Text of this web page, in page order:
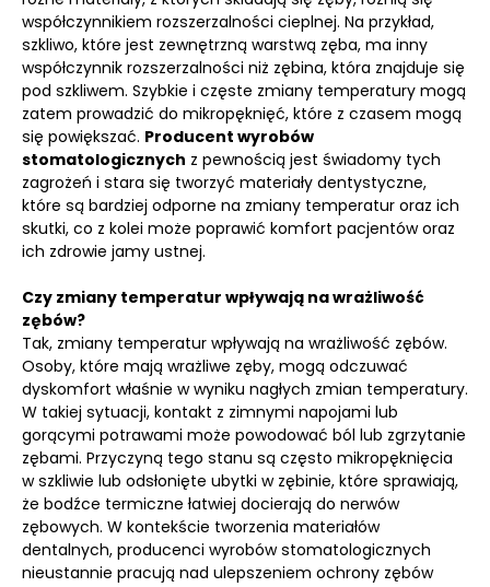
współczynnikiem rozszerzalności cieplnej. Na przykład,
szkliwo, które jest zewnętrzną warstwą zęba, ma inny
współczynnik rozszerzalności niż zębina, która znajduje się
pod szkliwem. Szybkie i częste zmiany temperatury mogą
zatem prowadzić do mikropęknięć, które z czasem mogą
się powiększać. Producent wyrobów
stomatologicznych z pewnością jest świadomy tych
zagrożeń i stara się tworzyć materiały dentystyczne,
które są bardziej odporne na zmiany temperatur oraz ich
skutki, co z kolei może poprawić komfort pacjentów oraz
ich zdrowie jamy ustnej.
Czy zmiany temperatur wpływają na wrażliwość
zębów?
Tak, zmiany temperatur wpływają na wrażliwość zębów.
Osoby, które mają wrażliwe zęby, mogą odczuwać
dyskomfort właśnie w wyniku nagłych zmian temperatury.
W takiej sytuacji, kontakt z zimnymi napojami lub
gorącymi potrawami może powodować ból lub zgrzytanie
zębami. Przyczyną tego stanu są często mikropęknięcia
w szkliwie lub odsłonięte ubytki w zębinie, które sprawiają,
że bodźce termiczne łatwiej docierają do nerwów
zębowych. W kontekście tworzenia materiałów
dentalnych, producenci wyrobów stomatologicznych
nieustannie pracują nad ulepszeniem ochrony zębów